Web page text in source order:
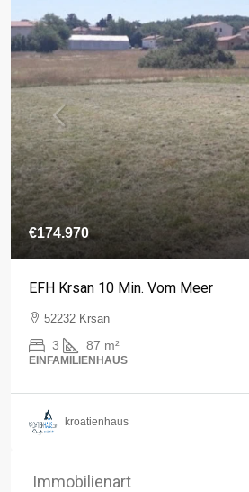
€174.970
EFH Krsan 10 Min. Vom Meer
52232 Krsan
3 87 m²
EINFAMILIENHAUS
kroatienhaus
Immobilienart